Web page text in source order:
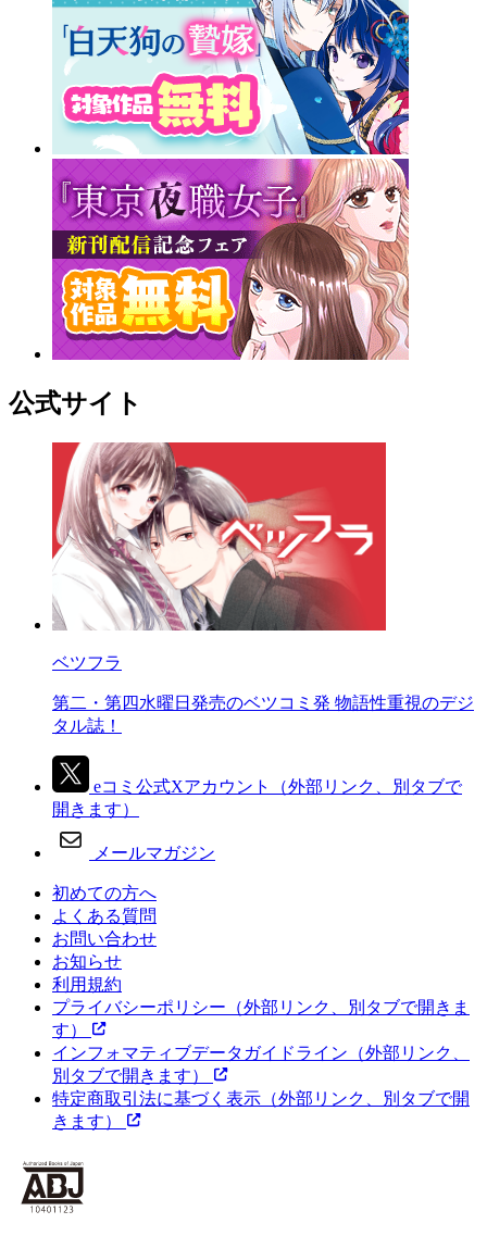
公式サイト
ベツフラ
第二・第四水曜日発売のベツコミ発 物語性重視のデジ
タル誌！
eコミ公式Xアカウント
（外部リンク、別タブで
開きます）
メールマガジン
初めての方へ
よくある質問
お問い合わせ
お知らせ
利用規約
プライバシーポリシー （外部リンク、別タブで開きま
す）
インフォマティブデータガイドライン （外部リンク、
別タブで開きます）
特定商取引法に基づく表示 （外部リンク、別タブで開
きます）